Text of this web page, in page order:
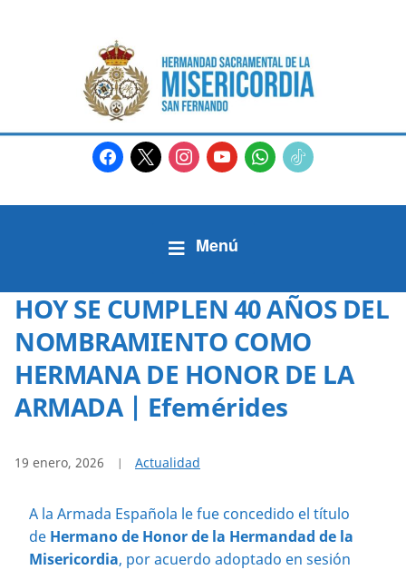
facebook
x instagram
youtubewhatsapp
tiktok2
HOY SE CUMPLEN 40 AÑOS DEL
NOMBRAMIENTO COMO
HERMANA DE HONOR DE LA
ARMADA | Efemérides
19 enero, 2026 Actualidad
A la Armada Española le fue concedido el título
de Hermano de Honor de la Hermandad de la
Misericordia, por acuerdo adoptado en sesión